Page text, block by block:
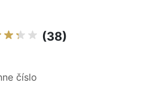
(38)
číslo